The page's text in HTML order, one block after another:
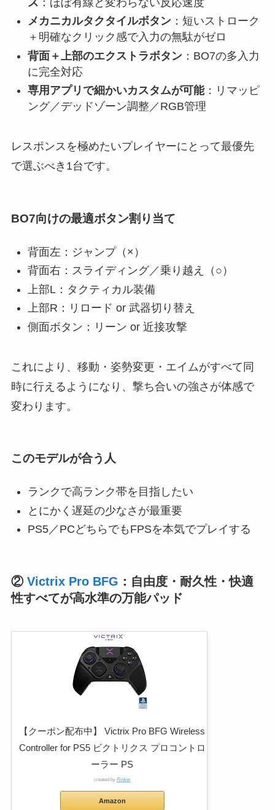
ス ：ほぼ有線と変わらない反応速度
メカニカルタクタイルボタン：短いストローク
＋明確なクリック感で入力の無駄がゼロ
背面＋上部のエクストラボタン：BO7の多入力
に完全対応
専用アプリで細かいカスタムが可能：リマッピ
ング／デッドゾーン調整／RGB管理
レスポンスを極めたいプレイヤーにとって最優先
で選ぶべき1台です。
BO7向けの最適ボタン割り当て
背面左：ジャンプ（×）
背面右：スライディング／乗り越え（○）
上部L：タクティカル装備
上部R：リロード or 武器切り替え
側面ボタン：リーン or 近接攻撃
これにより、移動・姿勢変更・エイムがすべて同
時に行えるようになり、撃ち合いの強さが体感で
変わります。
このモデルが合う人
ランクで高ランク帯を目指したい
とにかく遅延の少なさが最重要
PS5／PCどちらでもFPSを本気でプレイする
② Victrix Pro BFG ：自由度・耐久性・快適
性すべてが高水準の万能パッド
【クーポン配布中】 Victrix Pro BFG Wireless
Controller for PS5 ビクトリクス プロコントロ
ーラー PS
created by Rinker
Amazon